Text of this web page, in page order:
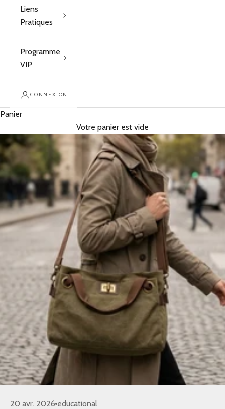
Liens
Pratiques
Programme
VIP
CONNEXION
Panier
Votre panier est vide
20 avr. 2026 educational